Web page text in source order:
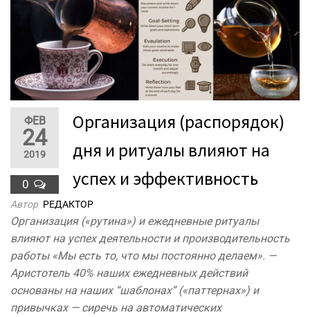
ФЕВ
24
2019
0
Организация (распорядок)
дня и ритуалы влияют на
успех и эффективность
Автор РЕДАКТОР
Организация («рутина») и ежедневные ритуалы
влияют на успех деятельности и производительность
работы «Мы есть то, что мы постоянно делаем». —
Аристотель 40% наших ежедневных действий
основаны на наших “шаблонах” («паттернах») и
привычках — сиречь на автоматических